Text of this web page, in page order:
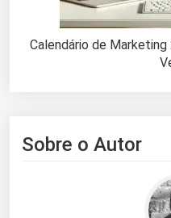
Calendário de
Sobre o Autor